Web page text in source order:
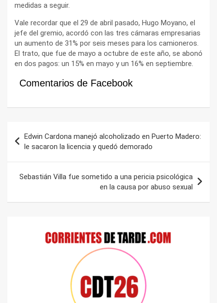
medidas a seguir.
Vale recordar que el 29 de abril pasado, Hugo Moyano, el
jefe del gremio, acordó con las tres cámaras empresarias
un aumento de 31% por seis meses para los camioneros.
El trato, que fue de mayo a octubre de este año, se abonó
en dos pagos: un 15% en mayo y un 16% en septiembre.
Comentarios de Facebook
de
entradas
Edwin Cardona manejó alcoholizado en Puerto Madero:
le sacaron la licencia y quedó demorado
Sebastián Villa fue sometido a una pericia psicológica
en la causa por abuso sexual